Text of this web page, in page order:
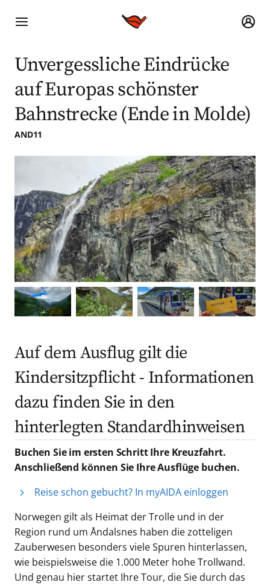
Unvergessliche Eindrücke
auf Europas schönster
Bahnstrecke (Ende in Molde)
AND11
Auf dem Ausflug gilt die
Kindersitzpflicht - Informationen
dazu finden Sie in den
hinterlegten Standardhinweisen
Buchen Sie im ersten Schritt Ihre Kreuzfahrt.
Anschließend können Sie Ihre Ausflüge buchen.
Reise schon gebucht? In myAIDA einloggen
Norwegen gilt als Heimat der Trolle und in der
Region rund um Åndalsnes haben die zotteligen
Zauberwesen besonders viele Spuren hinterlassen,
wie beispielsweise die 1.000 Meter hohe Trollwand.
Und genau hier startet Ihre Tour, die Sie durch das